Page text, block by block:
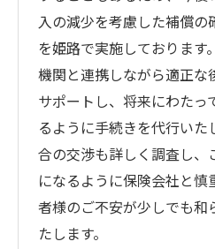
入の減少を考慮した補償の
を姫路で実施しております
機関と連携しながら適正な
サポートし、将来にわたっ
るように手続きを代行いた
合の交渉も詳しく調査し、
になるように保険会社と
者様のご不安が少しでも和
たします。